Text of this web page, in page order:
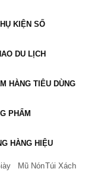
KIỆN SỐ
DU LỊCH
HÀNG TIÊU DÙNG
PHẨM
HÀNG HIỆU
Mũ NónTúi Xách